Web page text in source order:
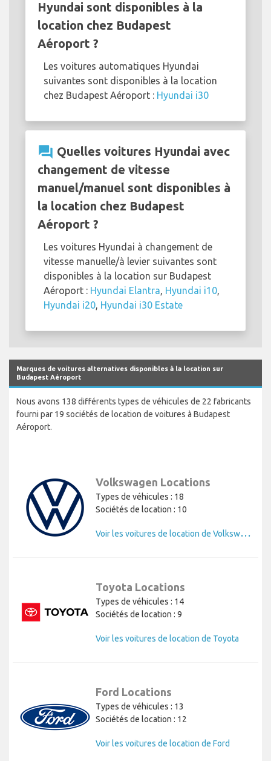
Hyundai sont disponibles à la
location chez Budapest
Aéroport ?
Les voitures automatiques Hyundai
suivantes sont disponibles à la location
chez Budapest Aéroport : Hyundai i30
question_answer Quelles voitures Hyundai avec
changement de vitesse
manuel/manuel sont disponibles à
la location chez Budapest
Aéroport ?
Les voitures Hyundai à changement de
vitesse manuelle/à levier suivantes sont
disponibles à la location sur Budapest
Aéroport : Hyundai Elantra Hyundai i10
Hyundai i20 Hyundai i30 Estate
Marques de voitures alternatives disponibles à la location sur
Budapest Aéroport
Nous avons 138 différents types de véhicules de 22 fabricants
fourni par 19 sociétés de location de voitures à Budapest
Aéroport.
Volkswagen Locations
Types de véhicules : 18
Sociétés de location : 10
V
oir les voitures de location de Volkswagen
Toyota Locations
Types de véhicules : 14
Sociétés de location : 9
Voir les voitures de location de Toyota
Ford Locations
Types de véhicules : 13
Sociétés de location : 12
Voir les voitures de location de Ford